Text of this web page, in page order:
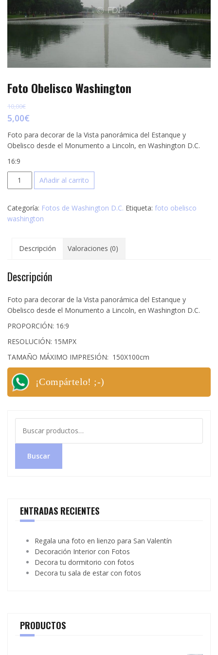
Foto Obelisco Washington
10,00€
5,00€
Foto para decorar de la Vista panorámica del Estanque y
Obelisco desde el Monumento a Lincoln, en Washington D.C.
16:9
Foto
Obelisco
cantidad
Añadir al carrito
Categoría: Fotos de Washington D.C. Etiqueta: foto obelisco
washington
Descripción Valoraciones (0)
Descripción
Foto para decorar de la Vista panorámica del Estanque y
Obelisco desde el Monumento a Lincoln, en Washington D.C.
PROPORCIÓN: 16:9
RESOLUCIÓN: 15MPX
TAMAÑO MÁXIMO IMPRESIÓN: 150X100cm
¡Compártelo! ;-)
por:
Buscar
ENTRADAS RECIENTES
Regala una foto en lienzo para San Valentín
Decoración Interior con Fotos
Decora tu dormitorio con fotos
Decora tu sala de estar con fotos
PRODUCTOS
e
s
r